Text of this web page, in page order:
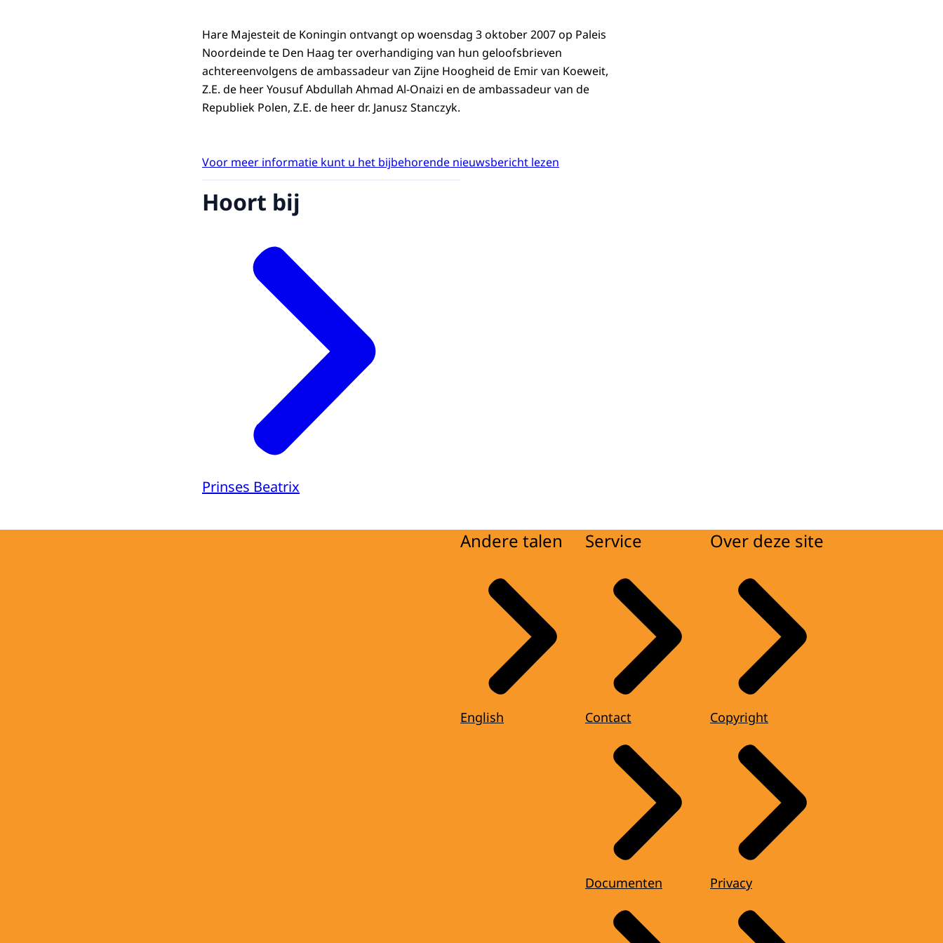
Hare Majesteit de Koningin ontvangt op woensdag 3 oktober 2007 op Paleis
Noordeinde te Den Haag ter overhandiging van hun geloofsbrieven
achtereenvolgens de ambassadeur van Zijne Hoogheid de Emir van Koeweit,
Z.E. de heer Yousuf Abdullah Ahmad Al-Onaizi en de ambassadeur van de
Republiek Polen, Z.E. de heer dr. Janusz Stanczyk.
Voor meer informatie kunt u het bijbehorende nieuwsbericht lezen
Hoort bij
Prinses Beatrix
Andere talen
English
Service
Contact
Documenten
Over deze site
Copyright
Privacy